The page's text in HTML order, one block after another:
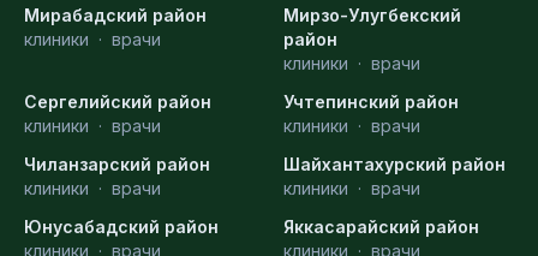
Мирабадский район
клиники · врачи
Мирзо-Улугбекский
район
клиники · врачи
Сергелийский район
клиники · врачи
Учтепинский район
клиники · врачи
Чиланзарский район
клиники · врачи
Шайхантахурский район
клиники · врачи
Юнусабадский район
клиники · врачи
Яккасарайский район
клиники · врачи